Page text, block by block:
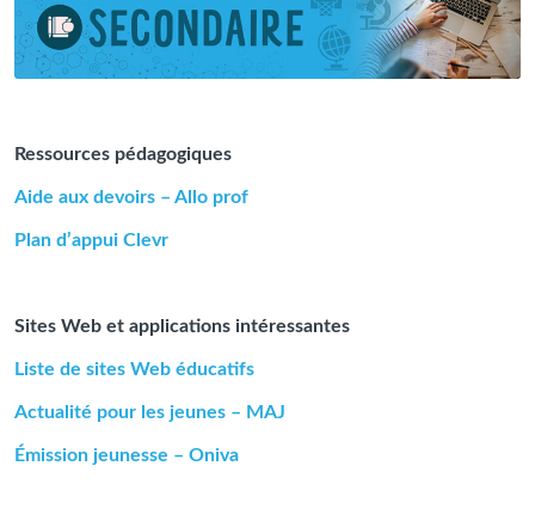
Ressources pédagogiques
Aide aux devoirs – Allo prof
Plan d’appui Clevr
Sites Web et applications intéressantes
Liste de sites Web éducatifs
Actualité pour les jeunes – MAJ
Émission jeunesse – Oniva